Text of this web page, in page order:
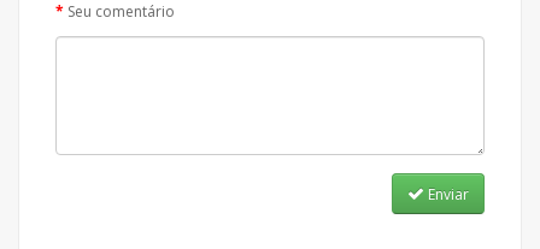
Seu comentário
Enviar